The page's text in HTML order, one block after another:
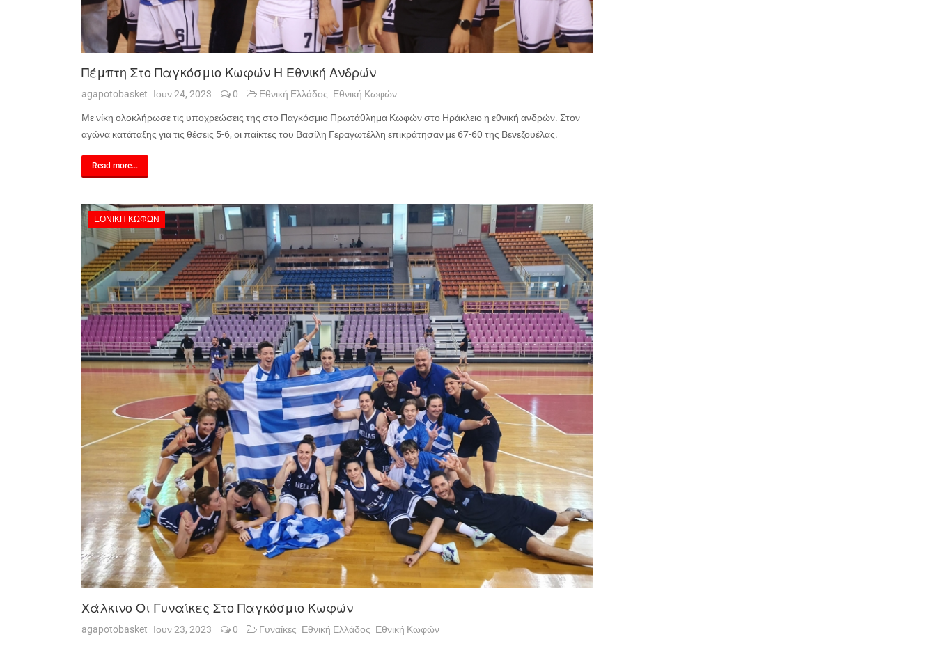
Πέμπτη Στο Παγκόσμιο Κωφών Η Εθνική Ανδρών
agapotobasket Ιουν 24, 2023 0 Εθνική Ελλάδος Εθνική Κωφών
Με νίκη ολοκλήρωσε τις υποχρεώσεις της στο Παγκόσμιο Πρωτάθλημα Κωφών στο Ηράκλειο η εθνική ανδρών. Στον
αγώνα κατάταξης για τις θέσεις 5-6, οι παίκτες του Βασίλη Γεραγωτέλλη επικράτησαν με 67-60 της Βενεζουέλας.
Read more...
ΕΘΝΙΚΉ ΚΩΦΏΝ
Χάλκινο Οι Γυναίκες Στο Παγκόσμιο Κωφών
agapotobasket Ιουν 23, 2023 0 Γυναίκες Εθνική Ελλάδος Εθνική Κωφών